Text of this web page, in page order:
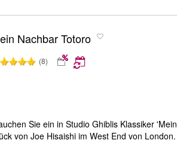
Nachbar Totoro
(8)
Sie ein in Studio Ghiblis Klassiker
von Joe Hisaishi im West End von